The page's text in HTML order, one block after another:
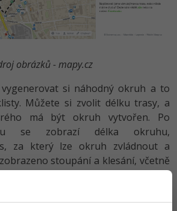
bezpečnost
podpis
obrázků - mapy.cz
vygenerovat si náhodný okruh a to
Můžete si zvolit délku trasy, a
má být okruh vytvořen. Po
se zobrazí délka okruhu,
za který lze okruh zvládnout a
stoupání a klesání, včetně
bodu (nadmořská výška). Hlavní
trasy je, že se jedná opravdu o
i končí na stejném místě.